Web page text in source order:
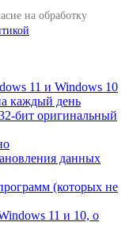
на обработку
11 и Windows 10
каждый день
бит оригинальный
данных
(которых не
11 и 10, о